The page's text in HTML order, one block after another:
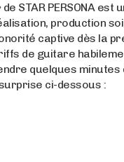
de STAR PERSONA
production
captive dès la
de guitare
quelques
ci-dessous :